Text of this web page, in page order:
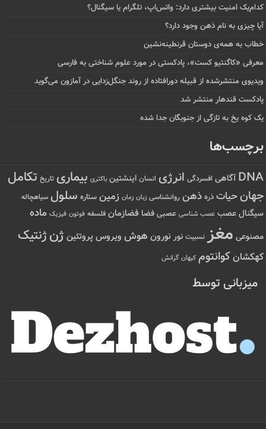
کدام‌یک امنیت بیشتری دارد: واتس‌اپ، تلگرام یا سیگنال؟
آیا چیزی به نام ذهن وجود دارد؟
خطاب به همه‌ی دوستان قرنطینه‌نشین
معرفی «کاگنتیو کست»، پادکستی در مورد علوم شناختی به فارسی
ویدیوی منتشرشده از قبیله دورافتاده‌ از روند جنگل‌زدایی در آمازون می‌گوید
پادکست قندهار منتشر شد
یک کوه یخ به تازگی از جنوبگان جدا شده
برچسب‌ها
DNA آگاهی افسردگی انرژی انسان اینشتین باکتری بیماری تاریخ تکامل
جهانحیات ذره ذهن روانشناسی زبان زمان زمین ستاره سلول سیاهچاله
سیگنال عصب عصب شناسی عصبی فضا فضازمان فلسفه فوتون فیزیک ماده
مصنوعی مغز نسبیت نور نورون هوش ویروس پروتئین ژنژنتیک
کهکشانکوانتوم کیهان گرانش
میزبانی توسط